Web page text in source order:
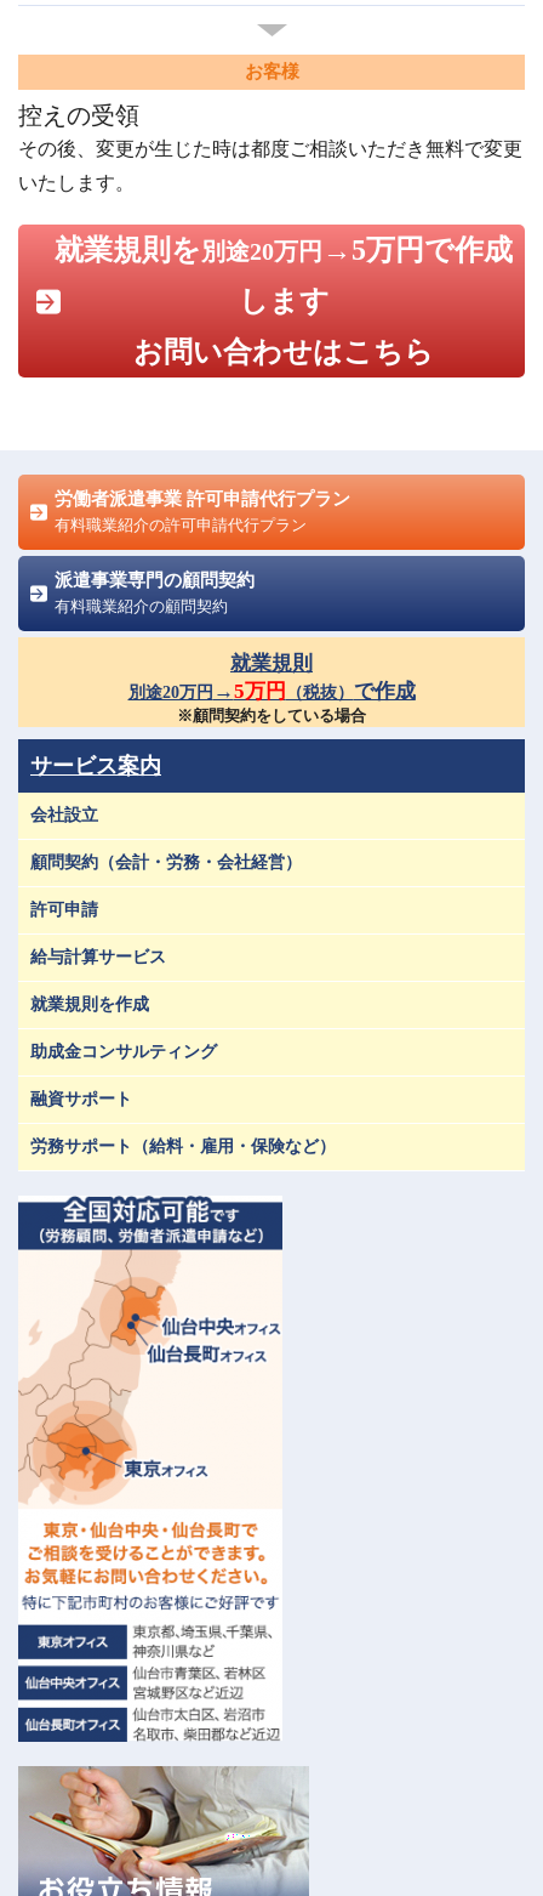
お客様
控えの受領
その後、変更が生じた時は都度ご相談いただき無料で変更
いたします。
就業規則を別途20万円 →5万円で作成
します
お問い合わせはこちら
労働者派遣事業 許可申請代行プラン
有料職業紹介の許可申請代行プラン
派遣事業専門の顧問契約
有料職業紹介の顧問契約
就業規則
別途20万円 →5万円 （税抜） で作成
※顧問契約をしている場合
サービス案内
会社設立
顧問契約（会計・労務・会社経営）
許可申請
給与計算サービス
就業規則を作成
助成金コンサルティング
融資サポート
労務サポート（給料・雇用・保険など）